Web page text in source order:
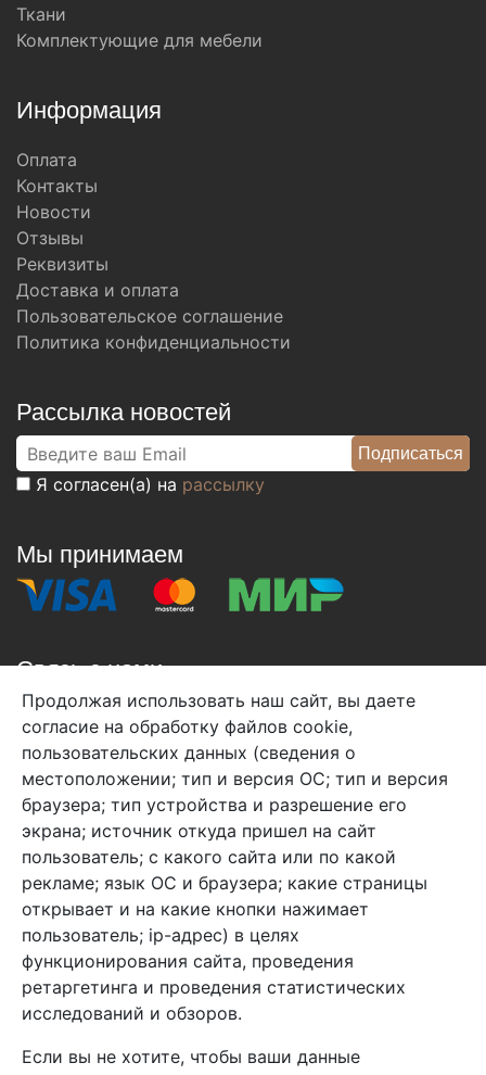
Ткани
Комплектующие для мебели
Информация
Оплата
Контакты
Новости
Отзывы
Реквизиты
Доставка и оплата
Пользовательское соглашение
Политика конфиденциальности
Рассылка новостей
Я согласен(а) на рассылку
Мы принимаем
Связь с нами
+7 (495) 933-38-08
info@arben-textile.ru- оптовые продажи
Арбен текстиль г. Щелково, пер.
1-й Советский д.25, владение 2.
Мы в соц. сетях
Продолжая использовать наш сайт, вы даете
согласие на обработку файлов cookie,
пользовательских данных (сведения о
местоположении; тип и версия ОС; тип и версия
браузера; тип устройства и разрешение его
экрана; источник откуда пришел на сайт
пользователь; с какого сайта или по какой
рекламе; язык ОС и браузера; какие страницы
открывает и на какие кнопки нажимает
пользователь; ip-адрес) в целях
функционирования сайта, проведения
ретаргетинга и проведения статистических
исследований и обзоров.
Если вы не хотите, чтобы ваши данные